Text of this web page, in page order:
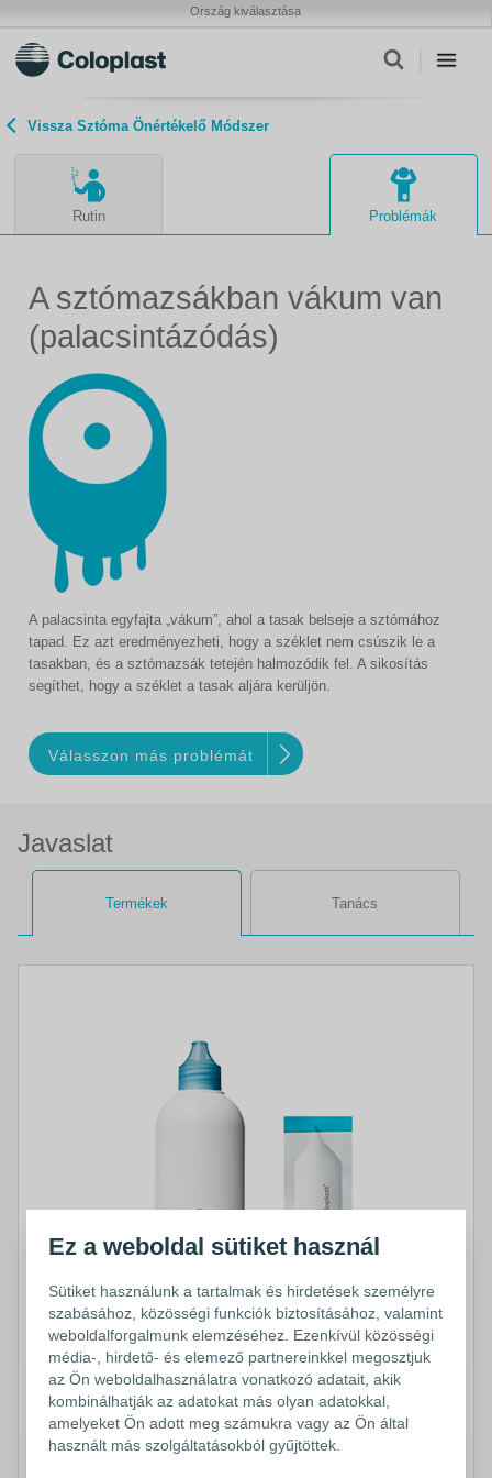
Ez a weboldal sütiket használ
Sütiket használunk a tartalmak és hirdetések személyre
szabásához, közösségi funkciók biztosításához, valamint
weboldalforgalmunk elemzéséhez. Ezenkívül közösségi
média-, hirdető- és elemező partnereinkkel megosztjuk
az Ön weboldalhasználatra vonatkozó adatait, akik
kombinálhatják az adatokat más olyan adatokkal,
amelyeket Ön adott meg számukra vagy az Ön által
használt más szolgáltatásokból gyűjtöttek.
Ország kiválasztása
Vissza Sztóma Önértékelő Módszer
Rutin Problémák
A sztómazsákban vákum van
(palacsintázódás)
A palacsinta egyfajta „vákum”, ahol a tasak belseje a sztómához
tapad. Ez azt eredményezheti, hogy a széklet nem csúszik le a
tasakban, és a sztómazsák tetején halmozódik fel. A sikosítás
segíthet, hogy a széklet a tasak aljára kerüljön.
Válasszon más problémát
Javaslat
Termékek Tanács
Brava®síkosító-szagtalanító